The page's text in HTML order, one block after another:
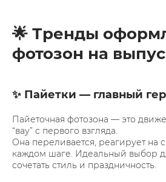
🌟 Тренды
фотозон на
✨ Пайетки — главный
Пайеточная фотозона — это
“вау” с первого взгляда.
Она переливается, реагирует на
каждом шаге. Идеальный выбор
сочетать стиль и праздничность.